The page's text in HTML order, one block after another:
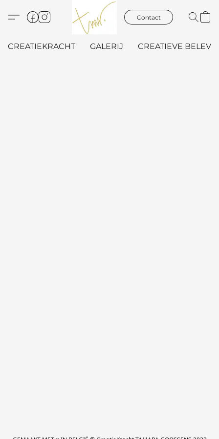
Contact
CREATIEKRACHT GALERIJ CREATIEVE